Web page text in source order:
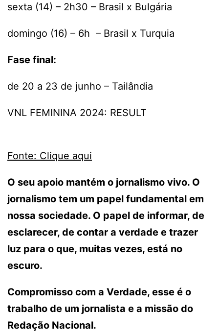
sexta (14) – 2h30 – Brasil x Bulgária
domingo (16) – 6h – Brasil x Turquia
Fase final:
de 20 a 23 de junho – Tailândia
VNL FEMININA 2024: RESULT
Fonte: Clique aqui
O seu apoio mantém o jornalismo vivo. O
jornalismo tem um papel fundamental em
nossa sociedade. O papel de informar, de
esclarecer, de contar a verdade e trazer
luz para o que, muitas vezes, está no
escuro.
Compromisso com a Verdade, esse é o
trabalho de um jornalista e a missão do
Redação Nacional.